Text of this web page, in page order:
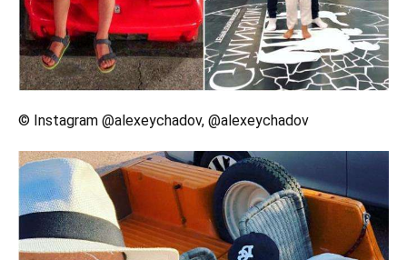
© Instagram @alexeychadov, @alexeychadov